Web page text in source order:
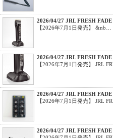
2026/04/27 JRL FRESH
【2026年7月1日発売】 &nb…
2026/04/27 JRL FRESH
【2026年7月1日発売】 JRL
2026/04/27 JRL FRESH
【2026年7月1日発売】 JRL
2026/04/27 JRL FRESH